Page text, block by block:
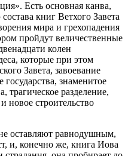
Есть основная канва,
книг Ветхого Завета
мира и грехопадения
пройдут величественные
колен
которые при этом
Завета, завоевание
знаменитое
трагическое разделение,
новое строительство
оставляют равнодушным,
и, конечно же, книга Иова